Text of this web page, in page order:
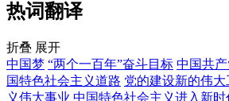
热词翻译
折叠 展开
中国梦 “两个一百年”奋斗目标 中国共
国特色社会主义道路 党的建设新的伟大
义伟大事业 中国特色社会主义进入新时